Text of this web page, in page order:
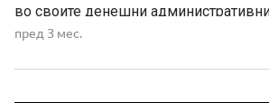
во своите денешни
од 1913 година). На овие споменици
животен век го завршиле во Брод,
пред 3 мес.